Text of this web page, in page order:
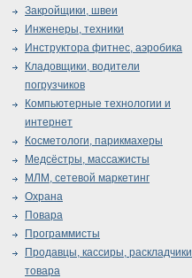
Закройщики, швеи
Инженеры, техники
Инструктора фитнес, аэробика
Кладовщики, водители
погрузчиков
Компьютерные технологии и
интернет
Косметологи, парикмахеры
Медсёстры, массажисты
МЛМ, сетевой маркетинг
Охрана
Повара
Программисты
Продавцы, кассиры, раскладчики
товара